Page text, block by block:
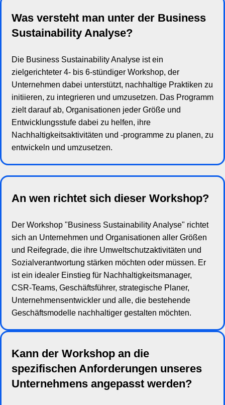
Was versteht man unter der Business
Sustainability Analyse?
Die Business Sustainability Analyse ist ein
zielgerichteter 4- bis 6-stündiger Workshop, der
Unternehmen dabei unterstützt, nachhaltige Praktiken zu
initiieren, zu integrieren und umzusetzen. Das Programm
zielt darauf ab, Organisationen jeder Größe und
Entwicklungsstufe dabei zu helfen, ihre
Nachhaltigkeitsaktivitäten und -programme zu planen, zu
entwickeln und umzusetzen.
An wen richtet sich dieser Workshop?
Der Workshop "Business Sustainability Analyse" richtet
sich an Unternehmen und Organisationen aller Größen
und Reifegrade, die ihre Umweltschutzaktivitäten und
Sozialverantwortung stärken möchten oder müssen. Er
ist ein idealer Einstieg für Nachhaltigkeitsmanager,
CSR-Teams, Geschäftsführer, strategische Planer,
Unternehmensentwickler und alle, die bestehende
Geschäftsmodelle nachhaltiger gestalten möchten.
Kann der Workshop an die
spezifischen Anforderungen unseres
Unternehmens angepasst werden?